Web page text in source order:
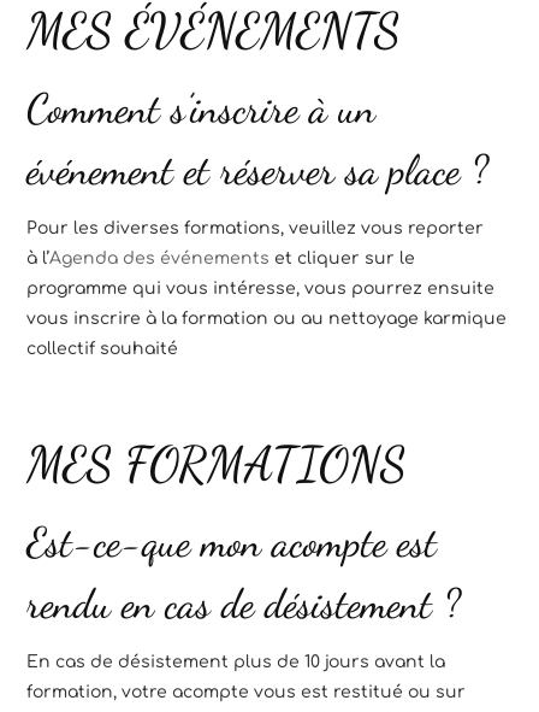
MES ÉVÉNEMENTS
Comment s’inscrire à un
événement et réserver sa place ?
Pour les diverses formations, veuillez vous reporter
à l’Agenda des événements et cliquer sur le
programme qui vous intéresse, vous pourrez ensuite
vous inscrire à la formation ou au nettoyage karmique
collectif souhaité
MES FORMATIONS
Est-ce-que mon acompte est
rendu en cas de désistement ?
En cas de désistement plus de 10 jours avant la
formation, votre acompte vous est restitué ou sur